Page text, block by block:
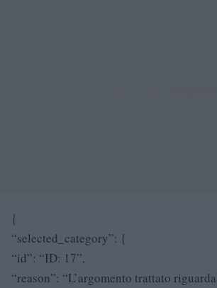
{
“selected_category”: {
“id”: “ID: 17”,
“reason”: “L’argomento trattato